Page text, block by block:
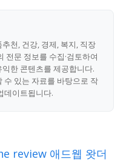
천, 건강, 경제, 복지, 직장
전문 정보를 수집·검토하여
한 콘텐츠를 제공합니다.
수 있는 자료를 바탕으로 작
데이트됩니다.
review 애드웹 왓더